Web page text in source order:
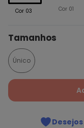
Cor 03 Cor 01
Tamanhos
Único
Desejos